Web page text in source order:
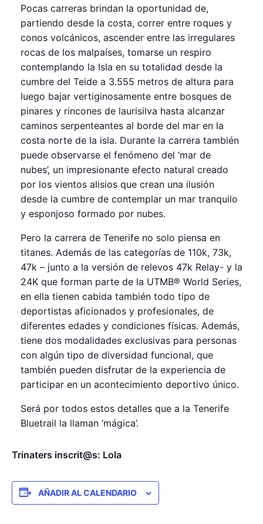
Pocas carreras brindan la oportunidad de,
partiendo desde la costa, correr entre roques y
conos volcánicos, ascender entre las irregulares
rocas de los malpaíses, tomarse un respiro
contemplando la Isla en su totalidad desde la
cumbre del Teide a 3.555 metros de altura para
luego bajar vertiginosamente entre bosques de
pinares y rincones de laurisilva hasta alcanzar
caminos serpenteantes al borde del mar en la
costa norte de la isla. Durante la carrera también
puede observarse el fenómeno del ‘mar de
nubes’, un impresionante efecto natural creado
por los vientos alisios que crean una ilusión
desde la cumbre de contemplar un mar tranquilo
y esponjoso formado por nubes.
Pero la carrera de Tenerife no solo piensa en
titanes. Además de las categorías de 110k, 73k,
47k – junto a la versión de relevos 47k Relay- y la
24K que forman parte de la UTMB® World Series,
en ella tienen cabida también todo tipo de
deportistas aficionados y profesionales, de
diferentes edades y condiciones físicas. Además,
tiene dos modalidades exclusivas para personas
con algún tipo de diversidad funcional, que
también pueden disfrutar de la experiencia de
participar en un acontecimiento deportivo único.
Será por todos estos detalles que a la Tenerife
Bluetrail la llaman ‘mágica’.
Trinaters inscrit@s: Lola
AÑADIR AL CALENDARIO